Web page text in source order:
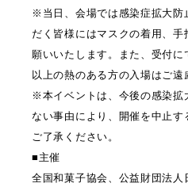
※当日、会場では感染症拡大防
だく皆様にはマスクの着用、
願いいたします。また、受付
以上の熱のある方の入場はご遠
※本イベントは、今後の感染拡
ない事由により、開催を中止
ご了承ください。
■主催
全国和菓子協会、公益財団法人